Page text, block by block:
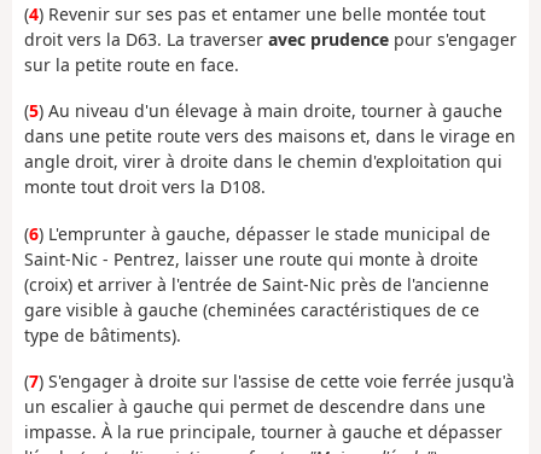
(4) Revenir sur ses pas et entamer une belle montée tout
droit vers la D63. La traverser avec prudence pour s'engager
sur la petite route en face.
(5) Au niveau d'un élevage à main droite, tourner à gauche
dans une petite route vers des maisons et, dans le virage en
angle droit, virer à droite dans le chemin d'exploitation qui
monte tout droit vers la D108.
(6) L'emprunter à gauche, dépasser le stade municipal de
Saint-Nic - Pentrez, laisser une route qui monte à droite
(croix) et arriver à l'entrée de Saint-Nic près de l'ancienne
gare visible à gauche (cheminées caractéristiques de ce
type de bâtiments).
(7) S'engager à droite sur l'assise de cette voie ferrée jusqu'à
un escalier à gauche qui permet de descendre dans une
impasse. À la rue principale, tourner à gauche et dépasser